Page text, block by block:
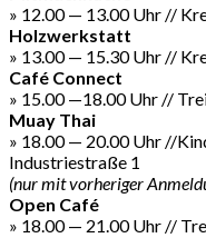
» 12.00 — 13.00 Uhr //
Holzwerkstatt
» 13.00 — 15.30 Uhr //
Café Connect
» 15.00 —18.00 Uhr //
Muay Thai
» 18.00 — 20.00 Uhr //
Industriestraße 1
(nur mit vorheriger
Open Café
» 18.00 — 21.00 Uhr //